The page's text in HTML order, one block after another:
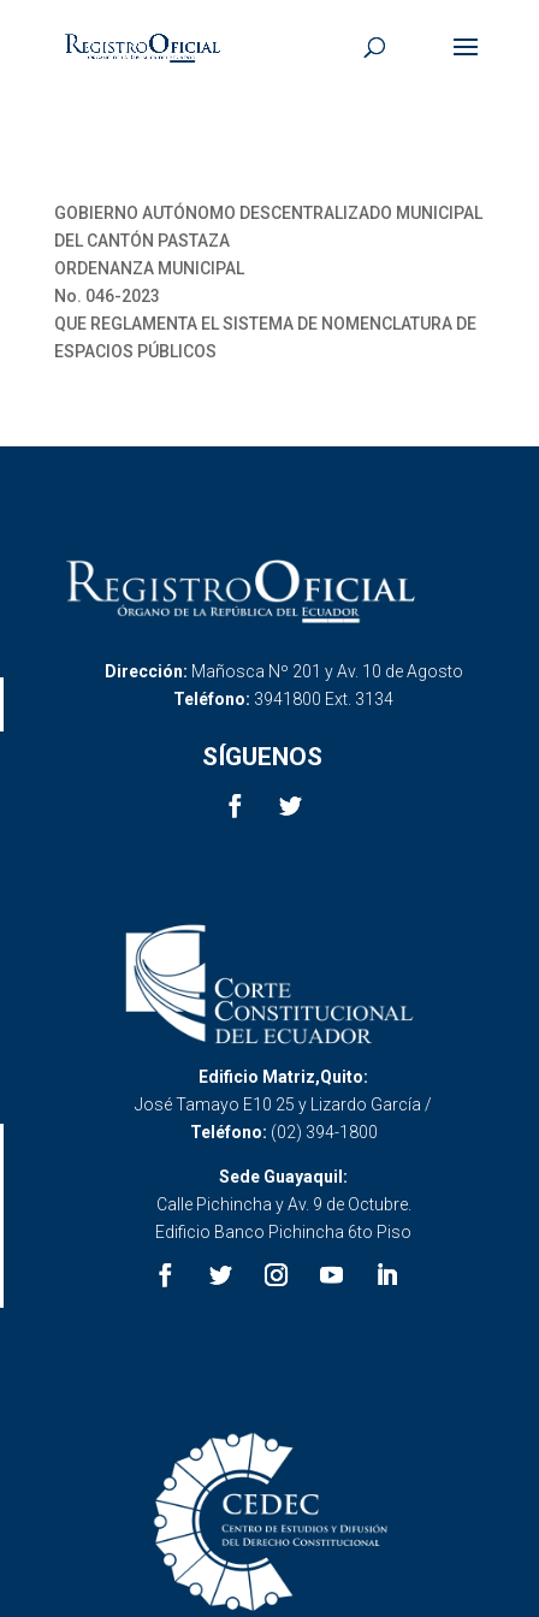
GOBIERNO AUTÓNOMO DESCENTRALIZADO MUNICIPAL
DEL CANTÓN PASTAZA
ORDENANZA MUNICIPAL
No. 046-2023
QUE REGLAMENTA EL SISTEMA DE NOMENCLATURA DE
ESPACIOS PÚBLICOS
Dirección: Mañosca Nº 201 y Av. 10 de Agosto
Teléfono: 3941800 Ext. 3134
SÍGUENOS
Edificio Matriz,Quito:
José Tamayo E10 25 y Lizardo García /
Teléfono: (02) 394-1800
Sede Guayaquil:
Calle Pichincha y Av. 9 de Octubre.
Edificio Banco Pichincha 6to Piso